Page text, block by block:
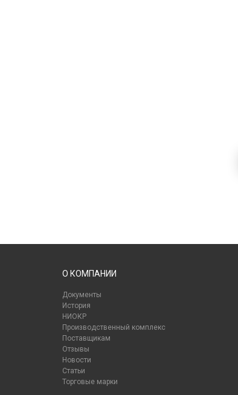
О КОМПАНИИ
Документы
История
НИОКР
Производственный комплекс
Поставщикам
Отзывы
Новости
Статьи
Торговые марки